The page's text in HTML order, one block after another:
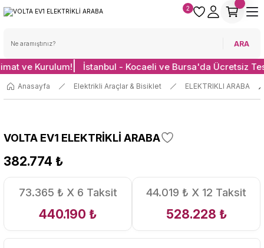
ARA
2
ve Kurulum! İstanbul - Kocaeli ve Bursa'da Ücretsiz
Anasayfa Elektrikli Araçlar & Bisiklet ELEKTRIKLI ARABA
VOLTA EV1 ELEKTRİKLİ ARABA
382.774 ₺
73.365 ₺ X 6 Taksit
440.190 ₺
44.019 ₺ X 12 Taksit
528.228 ₺